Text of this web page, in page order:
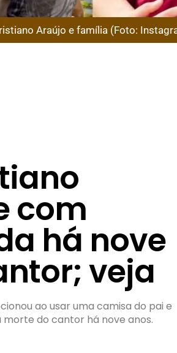
Araújo e família (Foto:
com
há nove
veja
ao usar uma camisa do pai e
do cantor há nove anos.